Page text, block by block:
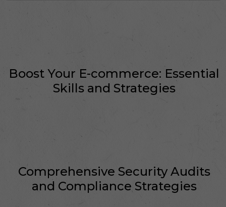
Boost Your E-commerce: Essential
Skills and Strategies
Comprehensive Security Audits
and Compliance Strategies